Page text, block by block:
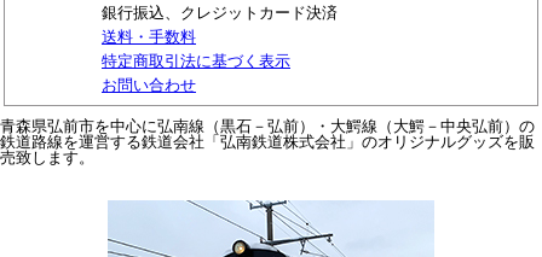
銀行振込、クレジットカード決済
送料・手数料
特定商取引法に基づく表示
お問い合わせ
青森県弘前市を中心に弘南線（黒石－弘前）・大鰐線（大鰐－中央弘前）の
鉄道路線を運営する鉄道会社「弘南鉄道株式会社」のオリジナルグッズを販
売致します。